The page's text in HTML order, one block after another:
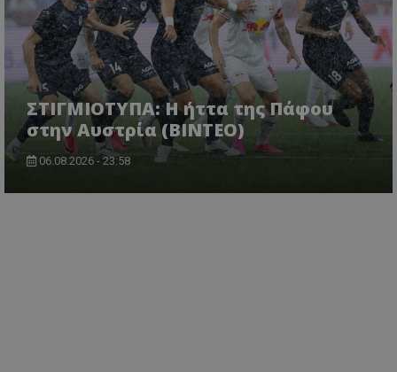
ΣΤΙΓΜΙΟΤΥΠΑ: Η ήττα της Πάφου
στην Αυστρία (ΒΙΝΤΕΟ)
06.08.2026 - 23:58